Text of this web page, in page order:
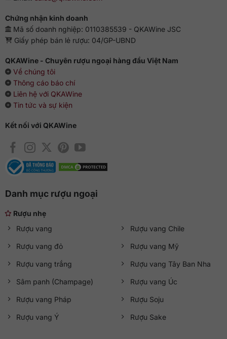
Chứng nhận kinh doanh
Mã số doanh nghiệp: 0110385539 - QKAWine JSC
Giấy phép bán lẻ rượu: 04/GP-UBND
QKAWine - Chuyên rượu ngoại hàng đầu Việt Nam
Về chúng tôi
Thông cáo báo chí
Liên hệ với QKAWine
Tin tức và sự kiện
Kết nối với QKAWine
Danh mục rượu ngoại
Rượu nhẹ
Rượu vang
Rượu vang đỏ
Rượu vang trắng
Sâm panh (Champage)
Rượu vang Pháp
Rượu vang Ý
Rượu vang Chile
Rượu vang Mỹ
Rượu vang Tây Ban Nha
Rượu vang Úc
Rượu Soju
Rượu Sake